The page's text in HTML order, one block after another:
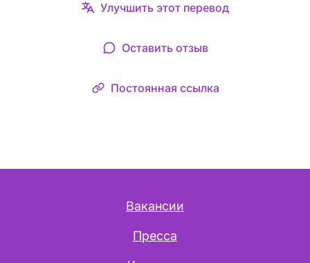
Улучшить этот перевод
Оставить отзыв
Постоянная ссылка
Вакансии
Пресса